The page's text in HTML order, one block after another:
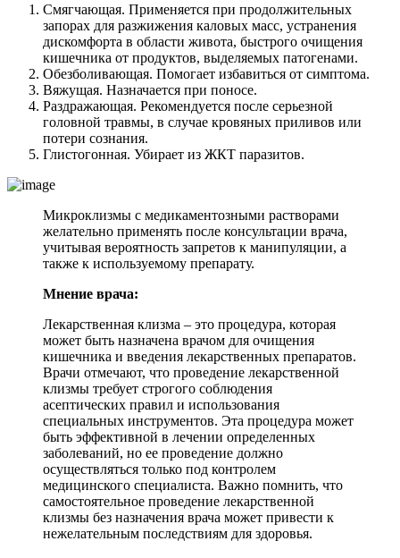
Смягчающая. Применяется при продолжительных
запорах для разжижения каловых масс, устранения
дискомфорта в области живота, быстрого очищения
кишечника от продуктов, выделяемых патогенами.
Обезболивающая. Помогает избавиться от симптома.
Вяжущая. Назначается при поносе.
Раздражающая. Рекомендуется после серьезной
головной травмы, в случае кровяных приливов или
потери сознания.
Глистогонная. Убирает из ЖКТ паразитов.
Микроклизмы с медикаментозными растворами
желательно применять после консультации врача,
учитывая вероятность запретов к манипуляции, а
также к используемому препарату.
Мнение врача:
Лекарственная клизма – это процедура, которая
может быть назначена врачом для очищения
кишечника и введения лекарственных препаратов.
Врачи отмечают, что проведение лекарственной
клизмы требует строгого соблюдения
асептических правил и использования
специальных инструментов. Эта процедура может
быть эффективной в лечении определенных
заболеваний, но ее проведение должно
осуществляться только под контролем
медицинского специалиста. Важно помнить, что
самостоятельное проведение лекарственной
клизмы без назначения врача может привести к
нежелательным последствиям для здоровья.